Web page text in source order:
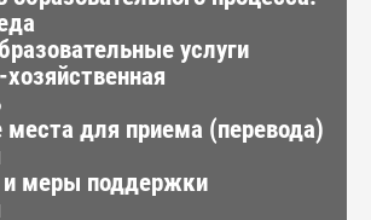
услуги
для приема (перевода)
и меры поддержки